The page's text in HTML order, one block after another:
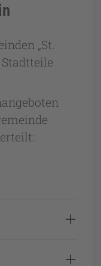
„St.